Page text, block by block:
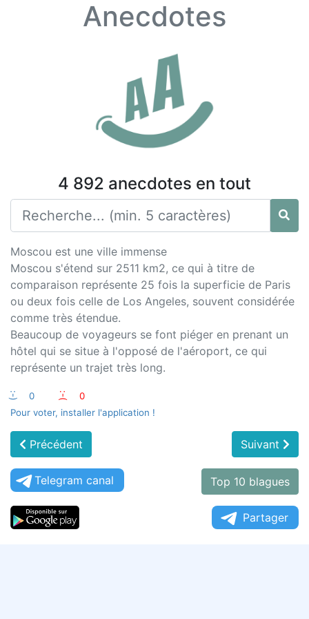
Anecdotes
4 892 anecdotes en tout
Moscou est une ville immense
Moscou s'étend sur 2511 km2, ce qui à titre de
comparaison représente 25 fois la superficie de Paris
ou deux fois celle de Los Angeles, souvent considérée
comme très étendue.
Beaucoup de voyageurs se font piéger en prenant un
hôtel qui se situe à l'opposé de l'aéroport, ce qui
représente un trajet très long.
:-) 0 :-(
0
Pour voter, installer l'application !
Précédent Suivant
Telegram canal Top 10 blagues
Partager